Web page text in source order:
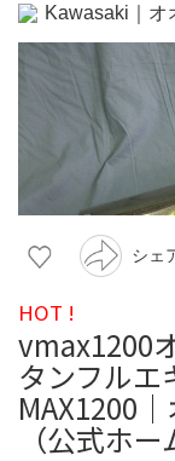
シェ
HOT !
vmax1200
タンフルエ
MAX1200
（公式ホ